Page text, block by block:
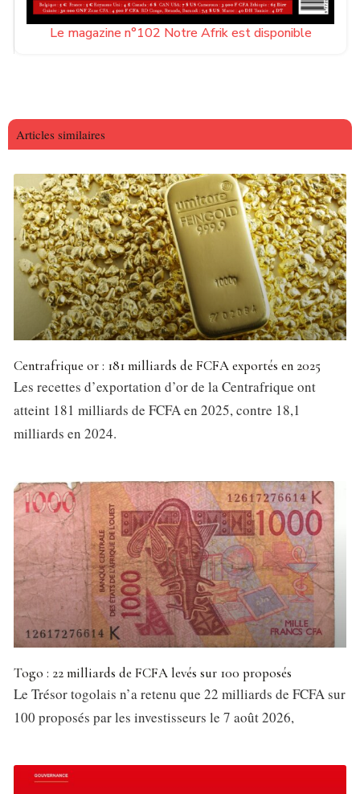
Le magazine n°102 Notre Afrik est disponible
Articles similaires
Centrafrique or : 181 milliards de FCFA exportés en 2025
Les recettes d’exportation d’or de la Centrafrique ont
atteint 181 milliards de FCFA en 2025, contre 18,1
milliards en 2024.
Togo : 22 milliards de FCFA levés sur 100 proposés
Le Trésor togolais n’a retenu que 22 milliards de FCFA sur
100 proposés par les investisseurs le 7 août 2026,